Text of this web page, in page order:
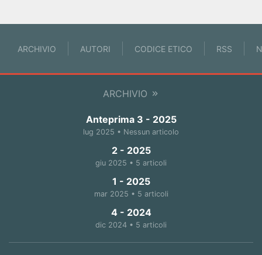
ARCHIVIO AUTORI CODICE ETICO RSS
ARCHIVIO
Anteprima 3 - 2025
lug 2025 • Nessun articolo
2 - 2025
giu 2025 • 5 articoli
1 - 2025
mar 2025 • 5 articoli
4 - 2024
dic 2024 • 5 articoli